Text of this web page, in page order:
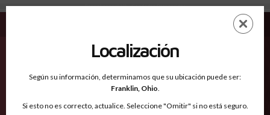
Rappahannock VA - Condados Reconocidos
EN
Condados Reconocidos
2600
Localización
Según su información, determinamos que su ubicación puede ser:
Franklin, Ohio.
Si esto no es correcto, actualice. Seleccione "Omitir" si no está seguro.